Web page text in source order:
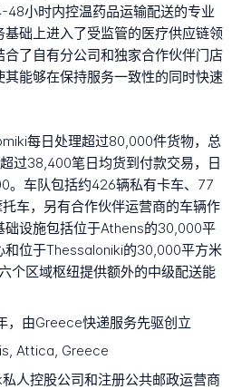
小时内控温药品运输配送的专业
础上进入了受监管的医疗供应链领
了自有分公司和独家合作伙伴门店
其能够在保持服务一致性的同时快速
每日处理超过80,000件货物，总
过38,400笔日均货到付款交易，日
。车队包括约426辆私有卡车、77
车，另有合作伙伴运营商的车辆作
础设施包括位于Athens的30,000平
和位于Thessaloniki的30,000平方米
个区域枢纽提供额外的中级配送能
，由Greece快递服务先驱创立
Attica, Greece
人控股公司和注册公共邮政运营商